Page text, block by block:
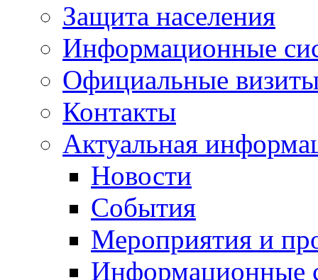
Защита населения
Информационные
Официальные
Контакты
Актуальная
Новости
События
Мероприятия и
Информационные